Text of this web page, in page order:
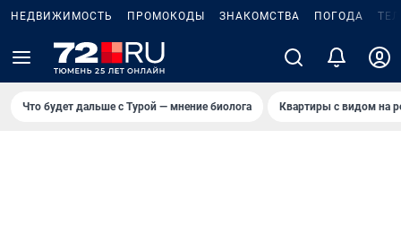
НЕДВИЖИМОСТЬ ПРОМОКОДЫ ЗНАКОМСТВА ПОГОДА
Что будет дальше с Турой — мнение биолога Квартиры с видом на